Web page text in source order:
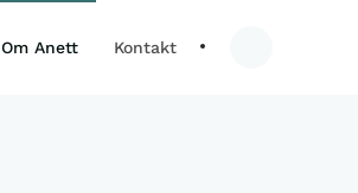
Om Anett Kontakt